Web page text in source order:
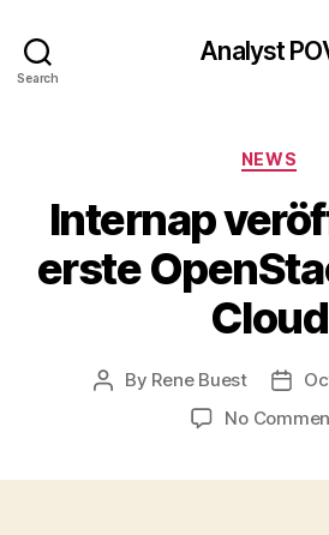
Search
Analyst
NEWS
Internap
erste
Cloud
Post
By Rene Buest
Post
No